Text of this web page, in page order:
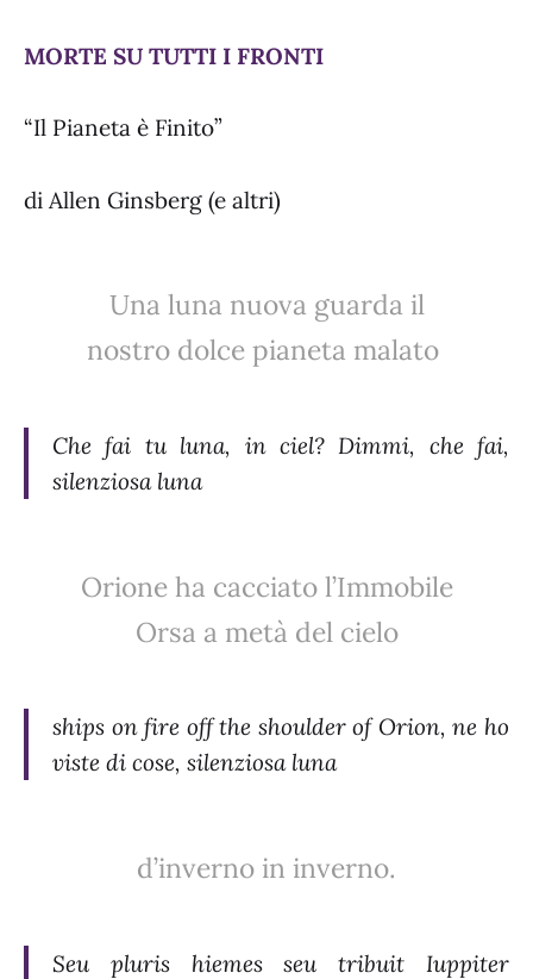
MORTE SU TUTTI I FRONTI
“Il Pianeta è Finito”
di Allen Ginsberg (e altri)
Una luna nuova guarda il
nostro dolce pianeta malato
Che fai tu luna, in ciel? Dimmi, che fai,
silenziosa luna
Orione ha cacciato l’Immobile
Orsa a metà del cielo
ships on fire off the shoulder of Orion, ne ho
viste di cose, silenziosa luna
d’inverno in inverno.
Seu pluris hiemes seu tribuit Iuppiter